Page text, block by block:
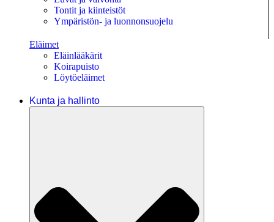
Tontit ja kiinteistöt
Ympäristön- ja luonnonsuojelu
Eläimet
Eläinlääkärit
Koirapuisto
Löytöeläimet
Kunta ja hallinto